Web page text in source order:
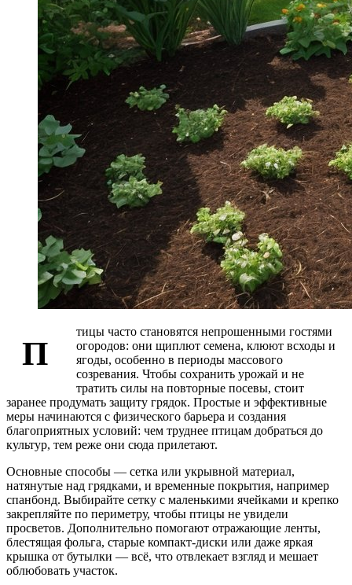
П
тицы часто становятся непрошенными гостями
огородов: они щиплют семена, клюют всходы и
ягоды, особенно в периоды массового
созревания. Чтобы сохранить урожай и не
тратить силы на повторные посевы, стоит
заранее продумать защиту грядок. Простые и эффективные
меры начинаются с физического барьера и создания
благоприятных условий: чем труднее птицам добраться до
культур, тем реже они сюда прилетают.
Основные способы — сетка или укрывной материал,
натянутые над грядками, и временные покрытия, например
спанбонд. Выбирайте сетку с маленькими ячейками и крепко
закрепляйте по периметру, чтобы птицы не увидели
просветов. Дополнительно помогают отражающие ленты,
блестящая фольга, старые компакт-диски или даже яркая
крышка от бутылки — всё, что отвлекает взгляд и мешает
облюбовать участок.